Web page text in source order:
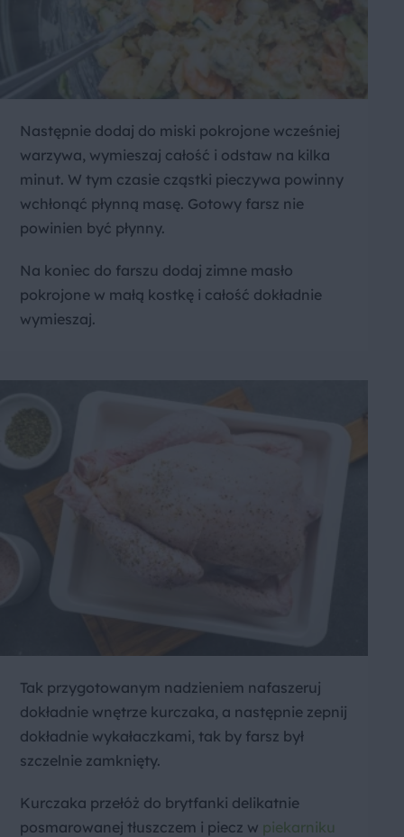
Następnie dodaj do miski pokrojone wcześniej
warzywa, wymieszaj całość i odstaw na kilka
minut. W tym czasie cząstki pieczywa powinny
wchłonąć płynną masę. Gotowy farsz nie
powinien być płynny.
Na koniec do farszu dodaj zimne masło
pokrojone w małą kostkę i całość dokładnie
wymieszaj.
Tak przygotowanym nadzieniem nafaszeruj
dokładnie wnętrze kurczaka, a następnie zepnij
dokładnie wykałaczkami, tak by farsz był
szczelnie zamknięty.
Kurczaka przełóż do brytfanki delikatnie
posmarowanej tłuszczem i piecz w piekarniku